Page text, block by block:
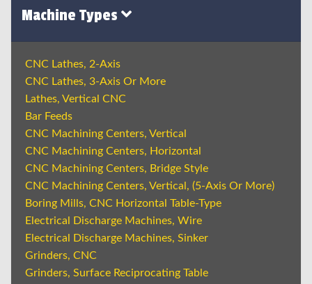
Machine Types
CNC Lathes, 2-Axis
CNC Lathes, 3-Axis Or More
Lathes, Vertical CNC
Bar Feeds
CNC Machining Centers, Vertical
CNC Machining Centers, Horizontal
CNC Machining Centers, Bridge Style
CNC Machining Centers, Vertical, (5-Axis Or More)
Boring Mills, CNC Horizontal Table-Type
Electrical Discharge Machines, Wire
Electrical Discharge Machines, Sinker
Grinders, CNC
Grinders, Surface Reciprocating Table